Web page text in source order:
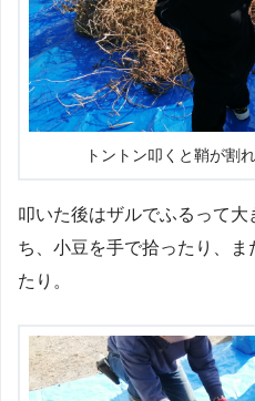
トントン叩くと鞘が割
叩いた後はザルでふるって
ち、小豆を手で拾ったり、
たり。